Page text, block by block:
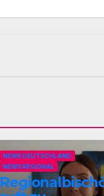
NEWS DEUTSCHLAND
NEWS REGIONAL